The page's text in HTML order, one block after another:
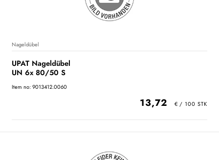
Nageldübel
UPAT Nageldübel
UN 6x 80/50 S
Item no: 9013412.0060
13,72